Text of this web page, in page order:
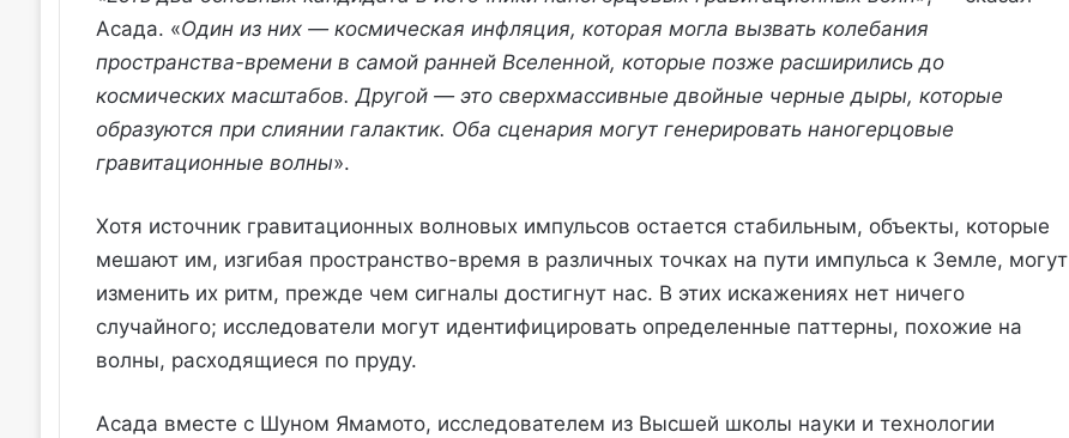
Асада. «Один из них — космическая инфляция, которая могла вызвать колебания
пространства-времени в самой ранней Вселенной, которые позже расширились до
космических масштабов. Другой — это сверхмассивные двойные черные дыры, которые
образуются при слиянии галактик. Оба сценария могут генерировать наногерцовые
гравитационные волны».
Хотя источник гравитационных волновых импульсов остается стабильным, объекты, которые
мешают им, изгибая пространство-время в различных точках на пути импульса к Земле, могут
изменить их ритм, прежде чем сигналы достигнут нас. В этих искажениях нет ничего
случайного; исследователи могут идентифицировать определенные паттерны, похожие на
волны, расходящиеся по пруду.
Асада вместе с Шуном Ямамото, исследователем из Высшей школы науки и технологии